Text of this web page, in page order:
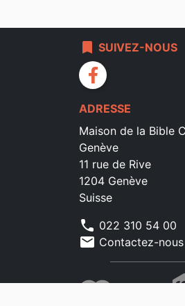
bookmark SUIVEZ-NOUS
facebook
ADRESSE
Maison de la Bible
Genève
11 rue de Rive
1204 Genève
Suisse
phone 022 310 54 00
mail Contactez-nous